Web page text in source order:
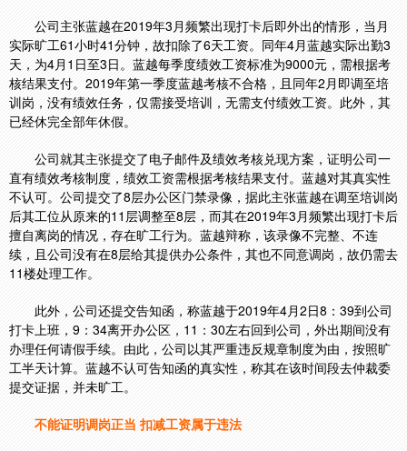
公司主张蓝越在2019年3月频繁出现打卡后即外出的情形，当月
实际旷工61小时41分钟，故扣除了6天工资。同年4月蓝越实际出勤3
天，为4月1日至3日。蓝越每季度绩效工资标准为9000元，需根据考
核结果支付。2019年第一季度蓝越考核不合格，且同年2月即调至培
训岗，没有绩效任务，仅需接受培训，无需支付绩效工资。此外，其
已经休完全部年休假。
公司就其主张提交了电子邮件及绩效考核兑现方案，证明公司一
直有绩效考核制度，绩效工资需根据考核结果支付。蓝越对其真实性
不认可。公司提交了8层办公区门禁录像，据此主张蓝越在调至培训岗
后其工位从原来的11层调整至8层，而其在2019年3月频繁出现打卡后
擅自离岗的情况，存在旷工行为。蓝越辩称，该录像不完整、不连
续，且公司没有在8层给其提供办公条件，其也不同意调岗，故仍需去
11楼处理工作。
此外，公司还提交告知函，称蓝越于2019年4月2日8：39到公司
打卡上班，9：34离开办公区，11：30左右回到公司，外出期间没有
办理任何请假手续。由此，公司以其严重违反规章制度为由，按照旷
工半天计算。蓝越不认可告知函的真实性，称其在该时间段去仲裁委
提交证据，并未旷工。
不能证明调岗正当 扣减工资属于违法